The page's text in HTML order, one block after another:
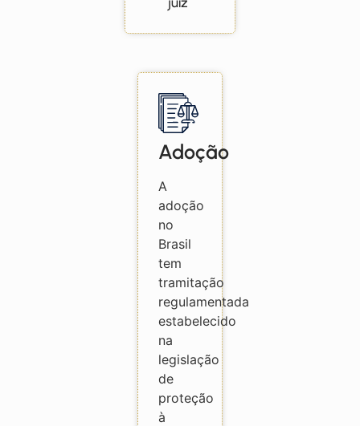
Adoção
A
adoção
no
Brasil
tem
tramitação
regulamentada
estabelecido
na
legislação
de
proteção
à